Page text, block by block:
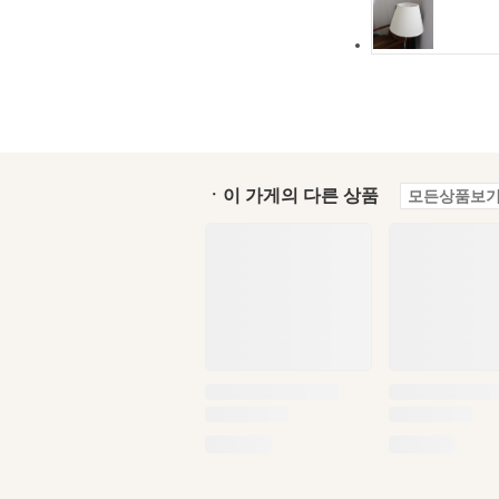
ㆍ이 가게의 다른 상품 모든상품보